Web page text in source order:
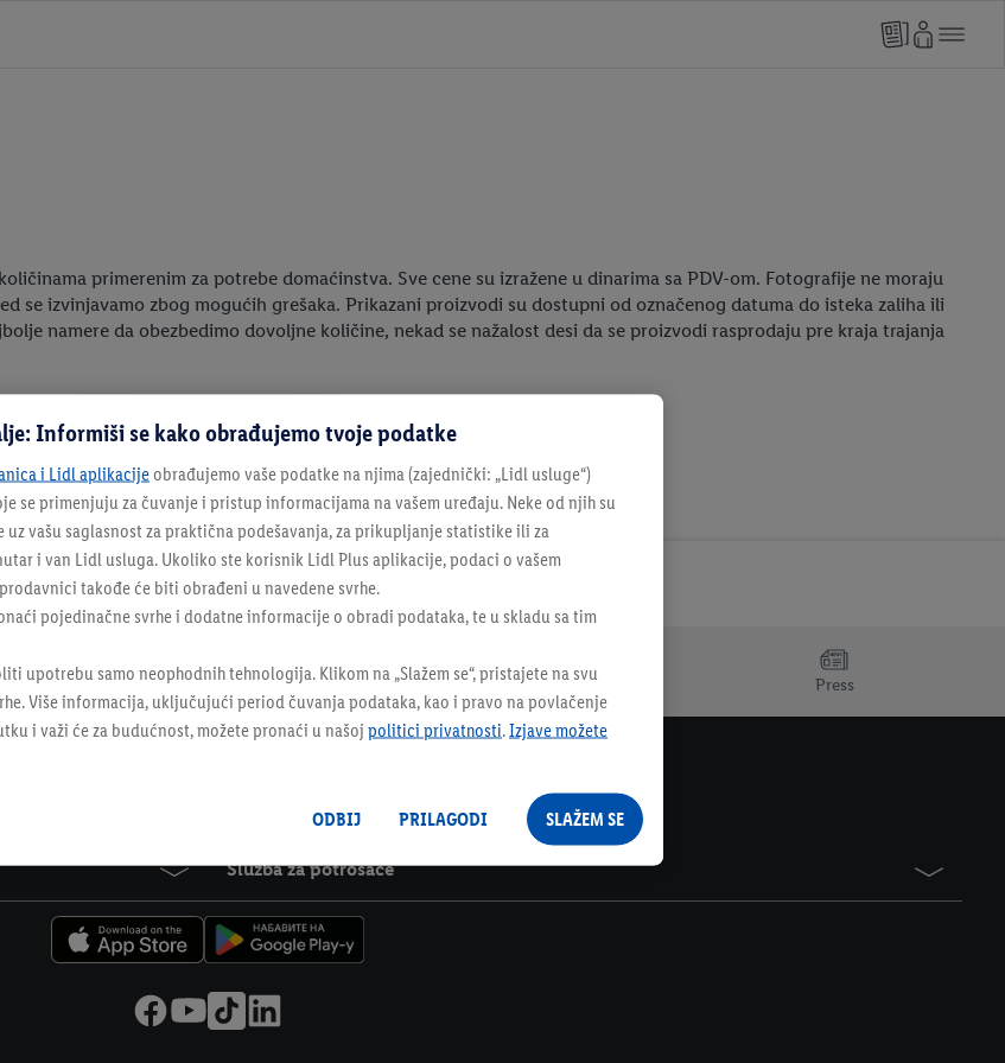
primerenim za potrebe domaćinstva. Sve cene su izražene u dinarima sa PDV-om. Fotografije ne moraju
se izvinjavamo zbog mogućih grešaka. Prikazani proizvodi su dostupni od označenog datuma do isteka zaliha ili
namere da obezbedimo dovoljne količine, nekad se nažalost desi da se proizvodi rasprodaju pre kraja trajanja
Lidl Plus
letak Newsletter Press
Služba za potrošače
Informiši se kako obrađujemo tvoje podatke
i Lidl aplikacijeobrađujemo vaše podatke na njima (zajednički: „Lidl usluge“)
se primenjuju za čuvanje i pristup informacijama na vašem uređaju. Neke od njih su
vašu saglasnost za praktična podešavanja, za prikupljanje statistike ili za
i van Lidl usluga. Ukoliko ste korisnik Lidl Plus aplikacije, podaci o vašem
takođe će biti obrađeni u navedene svrhe.
pojedinačne svrhe i dodatne informacije o obradi podataka, te u skladu sa tim
upotrebu samo neophodnih tehnologija. Klikom na „Slažem se“, pristajete na svu
Više informacija, uključujući period čuvanja podataka, kao i pravo na povlačenje
i važi će za budućnost, možete pronaći u našoj politici privatnosti.Izjave možete
ODBIJ PRILAGODI SLAŽEM SE